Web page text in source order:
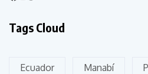
Tags Cloud
Ecuador Manabí